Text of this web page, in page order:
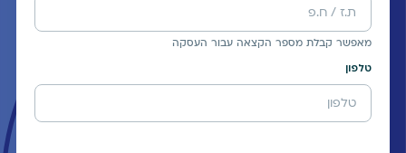
מאפשר קבלת מספר הקצאה עבור העסקה
טלפון